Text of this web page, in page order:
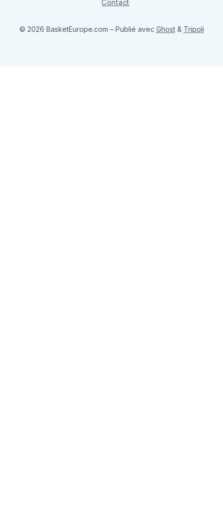
Contact
© 2026 BasketEurope.com – Publié avec Ghost& Tripoli